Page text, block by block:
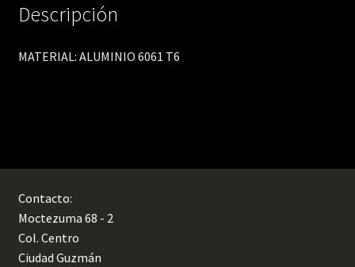
Descripción
MATERIAL: ALUMINIO 6061 T6
Contacto:
Moctezuma 68 - 2
Col. Centro
Ciudad Guzmán